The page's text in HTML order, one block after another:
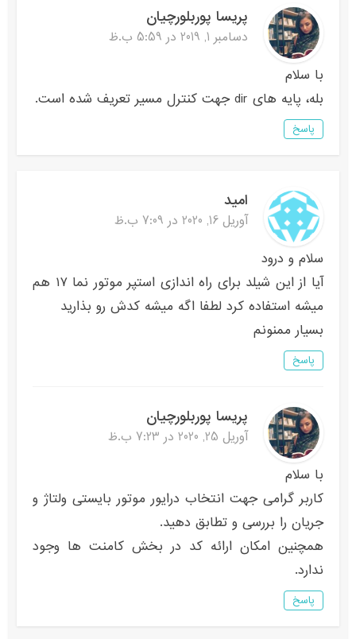
پریسا پوربلورچیان
دسامبر 1, 2019 در 5:59 ب.ظ
با سلام
بله، پایه های dir جهت کنترل مسیر تعریف شده است.
پاسخ
امید
آوریل 16, 2020 در 7:09 ب.ظ
سلام و درود
آیا از این شیلد برای راه اندازی استپر موتور نما ۱۷ هم
میشه استفاده کرد لطفا اگه میشه کدش رو بذارید
بسیار ممنونم
پاسخ
پریسا پوربلورچیان
آوریل 25, 2020 در 7:23 ب.ظ
با سلام
کاربر گرامی جهت انتخاب درایور موتور بایستی ولتاژ و
جریان را بررسی و تطابق دهید.
همچنین امکان ارائه کد در بخش کامنت ها وجود
ندارد.
پاسخ